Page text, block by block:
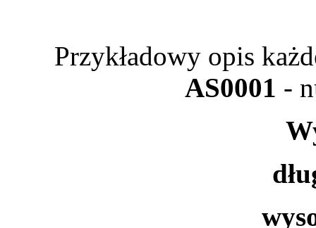
Przykładowy opis
AS0001 -